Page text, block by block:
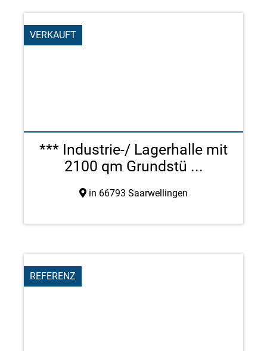
VERKAUFT
*** Industrie-/ Lagerhalle mit
2100 qm Grundstü ...
in 66793 Saarwellingen
REFERENZ